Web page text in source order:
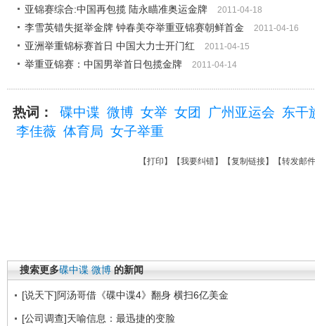
亚锦赛综合:中国再包揽 陆永瞄准奥运金牌 2011-04-18
李雪英错失挺举金牌 钟春美夺举重亚锦赛朝鲜首金 2011-04-16
亚洲举重锦标赛首日 中国大力士开门红 2011-04-15
举重亚锦赛：中国男举首日包揽金牌 2011-04-14
热词： 碟中谍 微博 女举 女团 广州亚运会 东干
李佳薇 体育局 女子举重
【打印 】【我要纠错】【复制链接】【转发邮件
搜索更多碟中谍 微博 的新闻
[说天下]阿汤哥借《碟中谍4》翻身 横扫6亿美金
[公司调查]天喻信息：最迅捷的变脸